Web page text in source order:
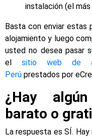
instalación (el
Basta con enviar estas
alojamiento y luego
usted no desea pasar
el
sitio web de
Perú prestados por
¿Hay
barato o
La respuesta es SÍ.